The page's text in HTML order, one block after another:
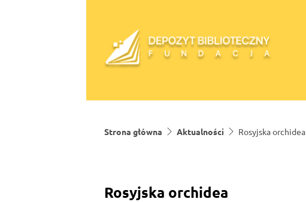
Strona główna Aktualności Rosyjska orchidea
Rosyjska orchidea